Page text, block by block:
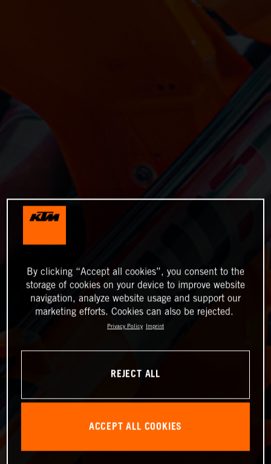
By clicking “Accept all cookies”, you consent to the
storage of cookies on your device to improve website
navigation, analyze website usage and support our
marketing efforts. Cookies can also be rejected.
Privacy Policy Imprint
REJECT ALL
ACCEPT ALL COOKIES